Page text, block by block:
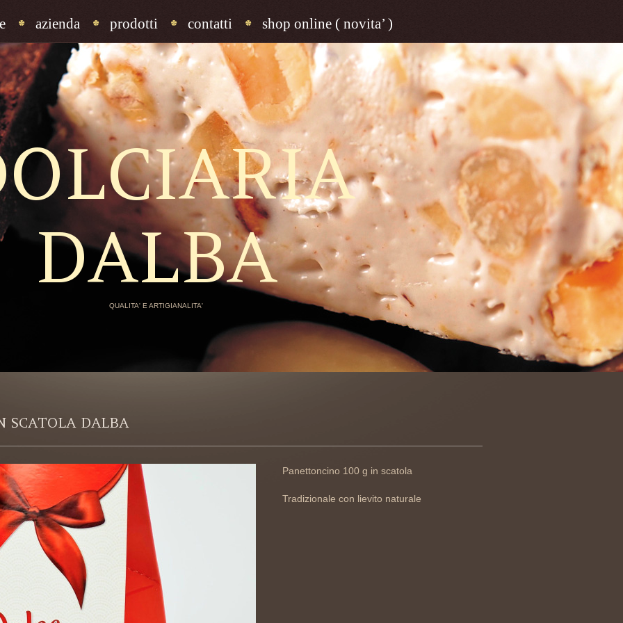
azienda prodotti contatti shop online ( novita’ )
DALBA
QUALITA' E ARTIGIANALITA'
SCATOLA DALBA
Panettoncino 100 g in scatola
Tradizionale con lievito naturale